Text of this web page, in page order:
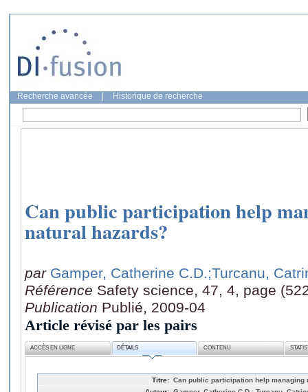
Recherche avancée Historique de recherche
Can public participation help
natural hazards?
par Gamper, Catherine C.D.;Turcanu,
Référence Safety science, 47, 4, page
Publication Publié, 2009-04
Article révisé par les pairs
ACCÈS EN LIGNE DÉTAILS CONTENU
Titre: Can public participation help